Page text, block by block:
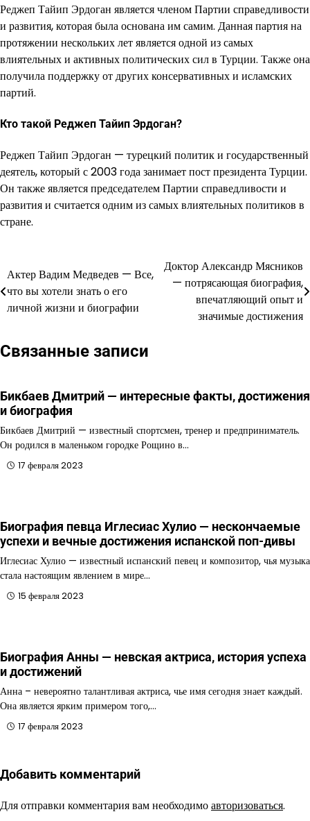
Реджеп Тайип Эрдоган является членом Партии справедливости
и развития, которая была основана им самим. Данная партия на
протяжении нескольких лет является одной из самых
влиятельных и активных политических сил в Турции. Также она
получила поддержку от других консервативных и исламских
партий.
Кто такой Реджеп Тайип Эрдоган?
Реджеп Тайип Эрдоган — турецкий политик и государственный
деятель, который с 2003 года занимает пост президента Турции.
Он также является председателем Партии справедливости и
развития и считается одним из самых влиятельных политиков в
стране.
Навигация
по
Актер Вадим Медведев — Все,
что вы хотели знать о его
личной жизни и биографии
Доктор Александр Мясников
— потрясающая биография,
впечатляющий опыт и
значимые достижения
Связанные записи
Бикбаев Дмитрий — интересные факты, достижения
и биография
Бикбаев Дмитрий — известный спортсмен, тренер и предприниматель.
Он родился в маленьком городке Рощино в…
17 февраля 2023
Биография певца Иглесиас Хулио — нескончаемые
успехи и вечные достижения испанской поп-дивы
Иглесиас Хулио — известный испанский певец и композитор, чья музыка
стала настоящим явлением в мире…
15 февраля 2023
Биография Анны — невская актриса, история успеха
и достижений
Анна – невероятно талантливая актриса, чье имя сегодня знает каждый.
Она является ярким примером того,…
17 февраля 2023
Добавить комментарий
Для отправки комментария вам необходимоавторизоваться.